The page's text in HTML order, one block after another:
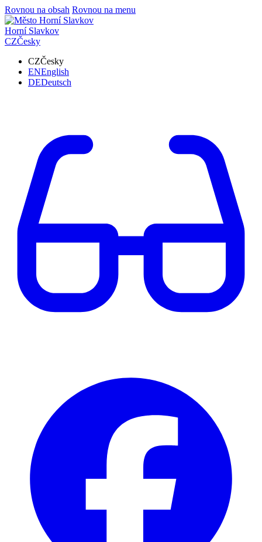
Rovnou na obsah Rovnou na menu
Horní Slavkov
CZČesky
CZČesky
ENEnglish
DEDeutsch